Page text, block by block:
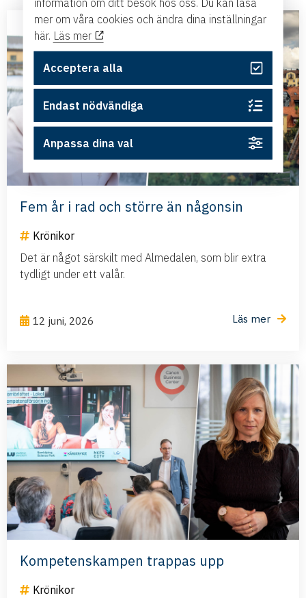
Fem år i rad och större än någonsin
Krönikor
Det är något särskilt med Almedalen, som blir extra
tydligt under ett valår.
12 juni, 2026 Läs mer
Kompetenskampen trappas upp
Krönikor
mer om våra cookies och ändra dina inställningar
här. Läs mer
Acceptera alla
Endast nödvändiga
Anpassa dina val